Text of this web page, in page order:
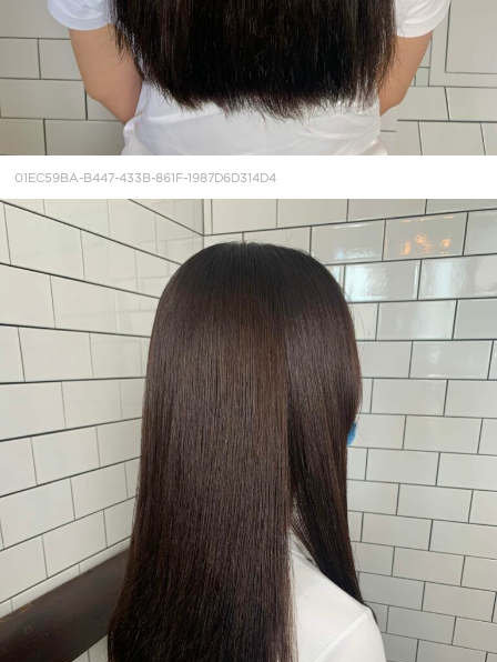
01EC59BA-B447-433B-861F-1987D6D314D4